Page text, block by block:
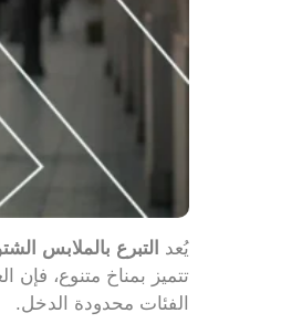
يُعد التبرع بالملابس
تتميز بمناخ متنوع،
الفئات محدودة الدخل.